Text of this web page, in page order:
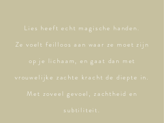
Lies heeft echt magische handen.
Ze voelt feilloos aan waar ze moet zijn
op je lichaam, en gaat dan met
vrouwelijke zachte kracht de diepte in.
Met zoveel gevoel, zachtheid en
subtiliteit.